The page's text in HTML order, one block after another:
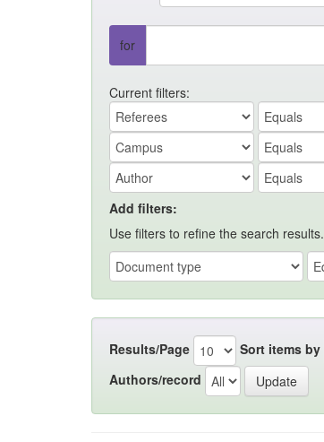
for
Current filters:
Add filters:
Use filters to refine the search results.
Results/Page Sort items by
Authors/record